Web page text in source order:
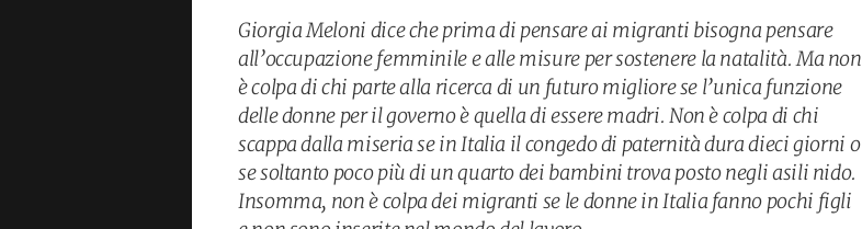
Giorgia Meloni dice che prima di pensare ai migranti bisogna pensare
all’occupazione femminile e alle misure per sostenere la natalità. Ma non
è colpa di chi parte alla ricerca di un futuro migliore se l’unica funzione
delle donne per il governo è quella di essere madri. Non è colpa di chi
scappa dalla miseria se in Italia il congedo di paternità dura dieci giorni o
se soltanto poco più di un quarto dei bambini trova posto negli asili nido.
Insomma, non è colpa dei migranti se le donne in Italia fanno pochi figli